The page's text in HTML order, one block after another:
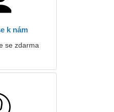
k nám
se zdarma